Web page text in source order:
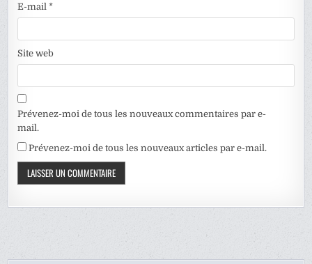
E-mail*
Site web
Prévenez-moi de tous les nouveaux commentaires par e-
mail.
Prévenez-moi de tous les nouveaux articles par e-mail.